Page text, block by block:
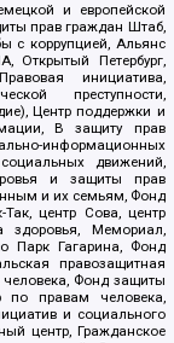
и европейской
прав граждан Штаб,
с коррупцией, Альянс
Петербург,
инициатива,
преступности,
Центр поддержки и
В защиту прав
информационных
движений,
и защиты прав
и их семьям, Фонд
Так, центр Сова, центр
здоровья, Мемориал,
Парк Гагарина, Фонд
правозащитная
Фонд защиты
по правам человека,
и социального
центр, Гражданское